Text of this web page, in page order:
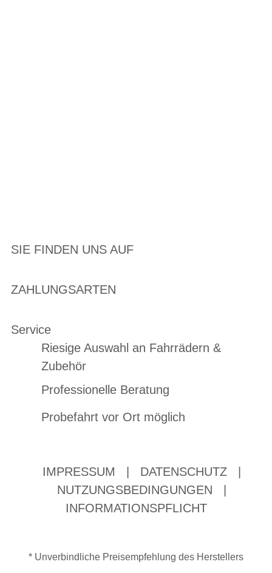
SIE FINDEN UNS AUF
ZAHLUNGSARTEN
Service
Riesige Auswahl an Fahrrädern &
Zubehör
Professionelle Beratung
Probefahrt vor Ort möglich
IMPRESSUM DATENSCHUTZ
NUTZUNGSBEDINGUNGEN
INFORMATIONSPFLICHT
* Unverbindliche Preisempfehlung des Herstellers